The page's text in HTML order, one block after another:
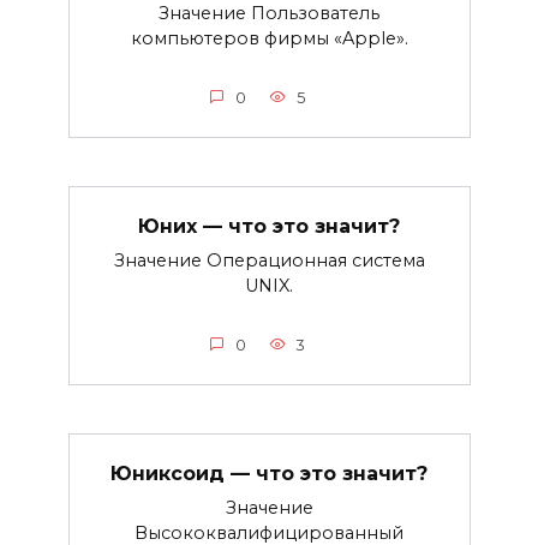
Значение Пользователь
компьютеров фирмы «Apple».
0 5
Юних — что это значит?
Значение Операционная система
UNIX.
0 3
Юниксоид — что это значит?
Значение
Высококвалифицированный